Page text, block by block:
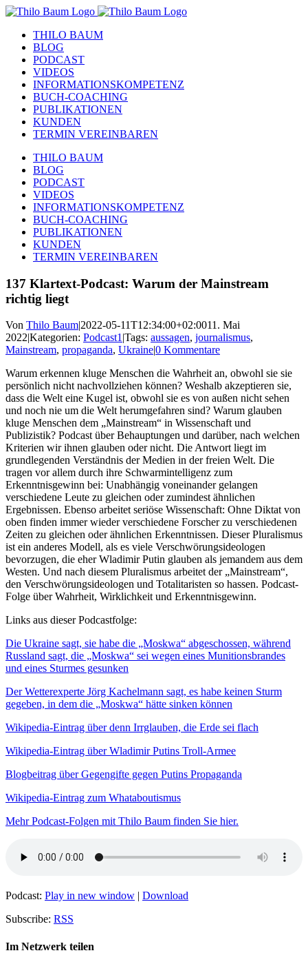
Zum
springenTHILO BAUM
BLOG
PODCAST
VIDEOS
INFORMATIONSKOMPETENZ
BUCH-COACHING
PUBLIKATIONEN
KUNDEN
TERMIN VEREINBAREN
THILO BAUM
BLOG
PODCAST
VIDEOS
INFORMATIONSKOMPETENZ
BUCH-COACHING
PUBLIKATIONEN
KUNDEN
TERMIN VEREINBAREN
137 Klartext-Podcast: Warum der Mainstream
richtig liegt
Von Thilo Baum|2022-05-11T12:34:00+02:0011. Mai
2022|Kategorien: Podcast1|Tags: aussagen, journalismus,
Mainstream, propaganda, Ukraine|0 Kommentare
Warum erkennen kluge Menschen die Wahrheit an, obwohl sie sie
persönlich nicht nachvollziehen können? Weshalb akzeptieren sie,
dass die Welt eine Kugel ist, obwohl sie es von außen nicht sehen
und noch nie um die Welt herumgefahren sind? Warum glauben
kluge Menschen dem „Mainstream“ in Wissenschaft und
Publizistik? Podcast über Behauptungen und darüber, nach welchen
Kriterien wir ihnen glauben oder nicht. Die Antwort liegt im
grundlegenden Verständnis der Medien in der freien Welt. Die
tragen vor allem durch ihre Schwarmintelligenz zum
Erkenntnisgewinn bei: Unabhängig voneinander gelangen
verschiedene Leute zu gleichen oder zumindest ähnlichen
Ergebnissen. Ebenso arbeitet seriöse Wissenschaft: Ohne Diktat von
oben finden immer wieder verschiedene Forscher zu verschiedenen
Zeiten zu gleichen oder ähnlichen Erkenntnissen. Dieser Pluralismus
ist ein anderes Modell, als es viele Verschwörungsideologen
bevorzugen, die eher Wladimir Putin glauben als jemandem aus dem
Westen. Und nach diesem Pluralismus arbeitet der „Mainstream“,
den Verschwörungsideologen und Totalitaristen so hassen. Podcast-
Folge über Wahrheit, Wirklichkeit und Erkenntnisgewinn.
Links aus dieser Podcastfolge:
Die Ukraine sagt, sie habe die „Moskwa“ abgeschossen, während
Russland sagt, die „Moskwa“ sei wegen eines Munitionsbrandes
und eines Sturmes gesunken
Der Wetterexperte Jörg Kachelmann sagt, es habe keinen Sturm
gegeben, in dem die „Moskwa“ hätte sinken können
Wikipedia-Eintrag über denn Irrglauben, die Erde sei flach
Wikipedia-Eintrag über Wladimir Putins Troll-Armee
Blogbeitrag über Gegengifte gegen Putins Propaganda
Wikipedia-Eintrag zum Whataboutismus
Mehr Podcast-Folgen mit Thilo Baum finden Sie hier.
Podcast: Play in new window | Download
Subscribe: RSS
Im Netzwerk teilen